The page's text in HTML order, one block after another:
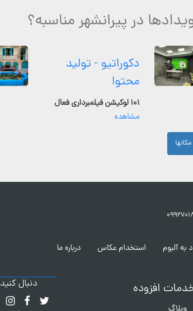
در پیرانشهر مناسبه؟
دکوراتیو - تولید
محتوا
۱۰۱ لوکیشن فیلمبرداری فعال
مشاهده
به آلبوم استخدام عکاس درباره ما
افزوده دنبال کنید